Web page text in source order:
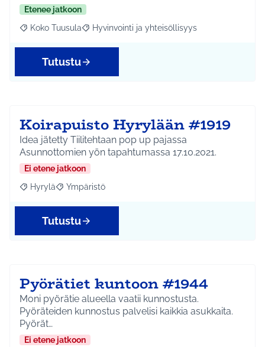
Etenee jatkoon
Rajaa tulokset aihepiirin mukaan: Koko Tuusula
Koko Tuusula Rajaa tulokset teeman mukaan: Hyvinvointi ja
Hyvinvointi ja yhteisöllisyys
Tutustu
Koirapuisto Hyrylään #1919
Idea jätetty Tiilitehtaan pop up pajassa
Asunnottomien yön tapahtumassa 17.10.2021.
Ei etene jatkoon
Rajaa tulokset aihepiirin mukaan: Hyrylä
Hyrylä Rajaa tulokset teeman mukaan: Ympäristö
Ympäristö
Tutustu
Pyörätiet kuntoon #1944
Moni pyörätie alueella vaatii kunnostusta.
Pyöräteiden kunnostus palvelisi kaikkia asukkaita.
Pyörät…
Ei etene jatkoon